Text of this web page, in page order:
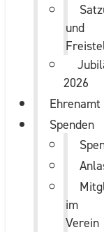
und
2026
Ehrenamt
Spenden
im
Verein